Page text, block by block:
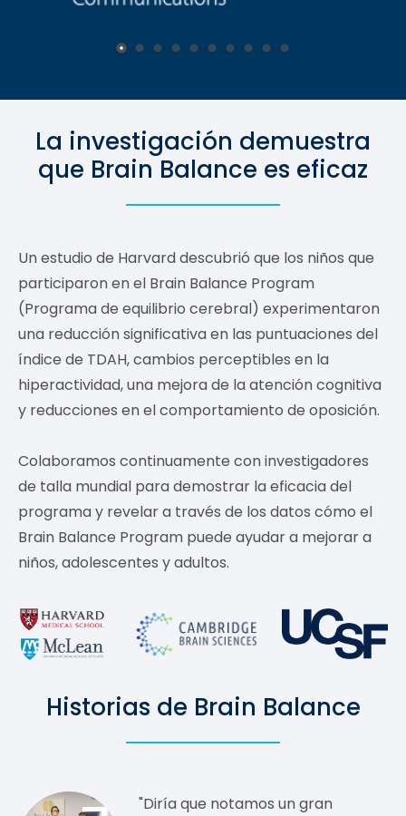
La investigación demuestra
que Brain Balance es eficaz
Un estudio de Harvard descubrió que los niños que
participaron en el Brain Balance Program
(Programa de equilibrio cerebral) experimentaron
una reducción significativa en las puntuaciones del
índice de TDAH, cambios perceptibles en la
hiperactividad, una mejora de la atención cognitiva
y reducciones en el comportamiento de oposición.
Colaboramos continuamente con investigadores
de talla mundial para demostrar la eficacia del
programa y revelar a través de los datos cómo el
Brain Balance Program puede ayudar a mejorar a
niños, adolescentes y adultos.
Historias de Brain Balance
"Diría que notamos un gran